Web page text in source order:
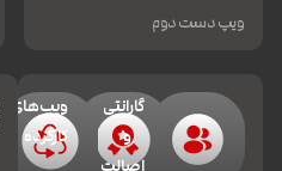
ویپ دست دوم
گارانتی
و
ویپ‌های
کارکرده